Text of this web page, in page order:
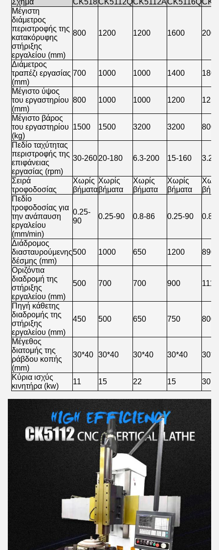
Σχήμα CK518CK5112QCK5112ACK5116Q
Μέγιστη
διάμετρος
περιστροφής της
κατακόρυφης
στήριξης
εργαλείου (mm)
800 1200 1200 1600
Διάμετρος
τραπέζι εργασίας
(mm)
700 1000 1000 1400
Μέγιστο ύψος
του εργαστηρίου
(mm)
800 1000 1000 1200
Μέγιστο βάρος
του εργαστηρίου
(kg)
1500 1500 3200 3200
Πεδίο ταχύτητας
περιστροφής της
επιφάνειας
εργασίας (rpm)
30-26020-180 6.3-200 15-160 3.2-
Σειρά
τροφοδοσίας
Χωρίς
βήματα
Χωρίς
βήματα
Χωρίς
βήματα
Χωρίς
βήματα
Πεδίο
τροφοδοσίας για
την ανάπαυση
εργαλείου
(mm/min)
0.25-
90
0.25-90 0.8-86 0.25-90 0.8-
Διάδρομος
διασταυρούμενης
δέσμης (mm)
500 1000 650 1200 890
Οριζόντια
διαδρομή της
στήριξης
εργαλείου (mm)
500 700 700 900 1115
Πηγή κάθετης
διαδρομής της
στήριξης
εργαλείου (mm)
450 500 650 750 800
Μέγεθος
διατομής της
ράβδου κοπής
(mm)
30*40 30*40 30*40 30*40
Κύρια ισχύς
κινητήρα (kw)
11 15 22 15 30